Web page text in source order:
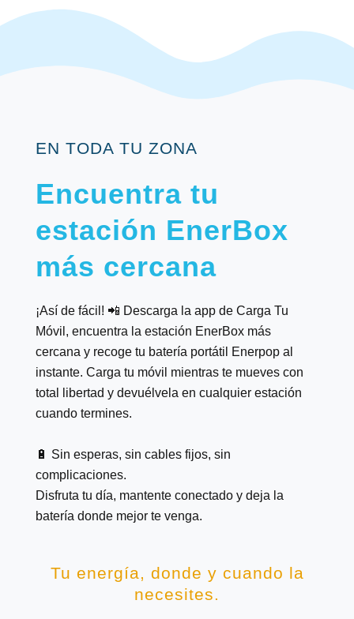
EN TODA TU ZONA
Encuentra tu
estación EnerBox
más cercana
¡Así de fácil! 📲 Descarga la app de Carga Tu
Móvil, encuentra la estación EnerBox más
cercana y recoge tu batería portátil Enerpop al
instante. Carga tu móvil mientras te mueves con
total libertad y devuélvela en cualquier estación
cuando termines.
🔋 Sin esperas, sin cables fijos, sin
complicaciones.
Disfruta tu día, mantente conectado y deja la
batería donde mejor te venga.
Tu energía, donde y cuando la
necesites.